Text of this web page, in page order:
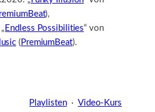
),
Endless Possibilities“ von
( PremiumBeat).
Playlisten· Video-Kurs